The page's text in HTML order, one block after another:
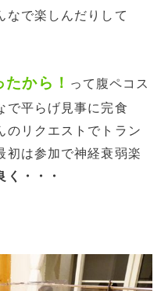
なで楽しんだりして
から！ って腹ペコス
で平らげ見事に完食
のリクエストでトラン
初は参加で神経衰弱楽
く・・・